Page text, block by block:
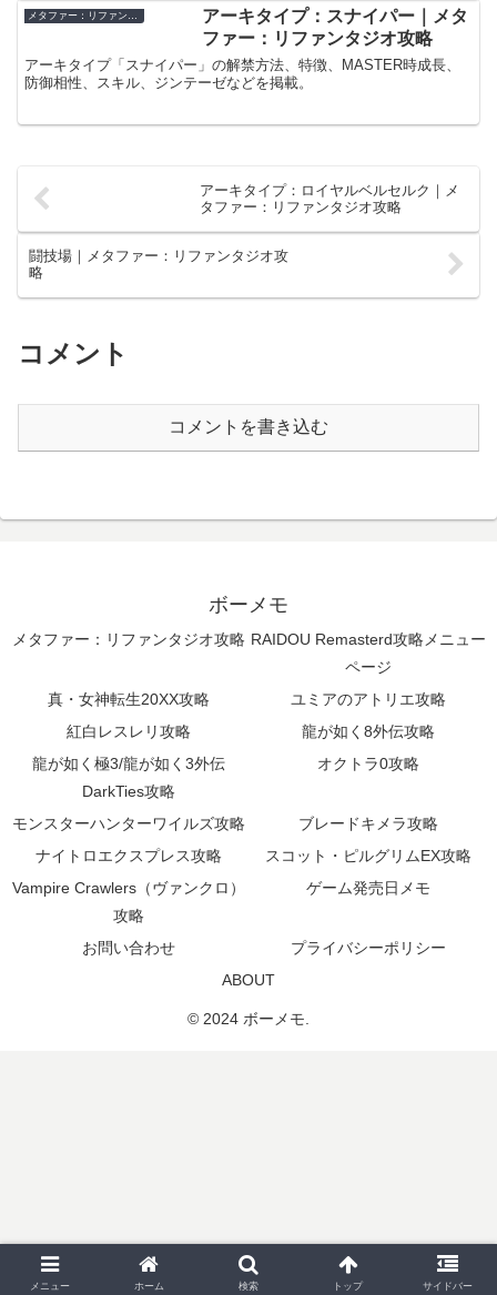
アーキタイプ：スナイパー｜メタ
ファー：リファンタジオ攻略
アーキタイプ「スナイパー」の解禁方法、特徴、MASTER時成長、
防御相性、スキル、ジンテーゼなどを掲載。
アーキタイプ：ロイヤルベルセルク｜メ
タファー：リファンタジオ攻略
闘技場｜メタファー：リファンタジオ攻
略
コメント
コメントを書き込む
ボーメモ
メタファー：リファンタジオ攻略 RAIDOU Remasterd攻略メニュー
ページ
真・女神転生20XX攻略
ユミアのアトリエ攻略
紅白レスレリ攻略
龍が如く8外伝攻略
龍が如く極3/龍が如く3外伝
DarkTies攻略
オクトラ0攻略
モンスターハンターワイルズ攻略
ブレードキメラ攻略
ナイトロエクスプレス攻略
スコット・ピルグリムEX攻略
Vampire Crawlers（ヴァンクロ）
攻略
ゲーム発売日メモ
お問い合わせ
プライバシーポリシー
ABOUT
© 2024 ボーメモ.
メニュー ホーム 検索 トップ サイドバー